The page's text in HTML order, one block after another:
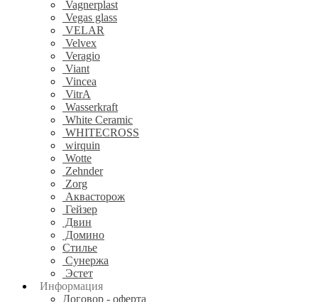
Vagnerplast
Vegas glass
VELAR
Velvex
Veragio
Viant
Vincea
VitrA
Wasserkraft
White Ceramic
WHITECROSS
wirquin
Wotte
Zehnder
Zorg
Аквасторож
Гейзер
Двин
Домино
Стилье
Сунержа
Эстет
Информация
Договор - оферта